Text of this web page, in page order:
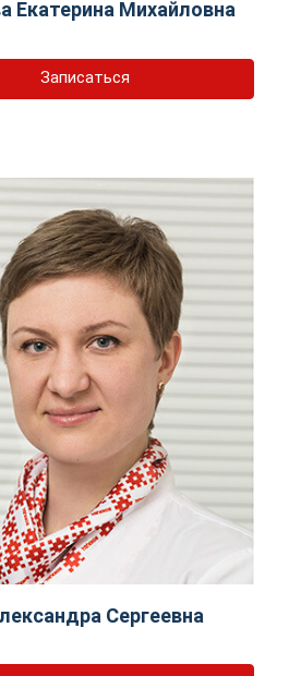
Екатерина Михайловна
Записаться
Сергеевна